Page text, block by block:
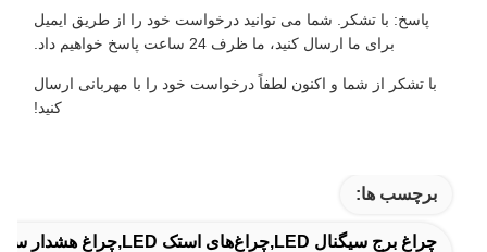
پاسخ: با تشکر. شما می توانید درخواست خود را از طریق ایمیل
برای ما ارسال کنید، ما ظرف 24 ساعت پاسخ خواهیم داد.
با تشکر از شما و اکنون لطفاً درخواست خود را با مهربانی ارسال
کنید!
برچسب ها:
چراغ برج سیگنال LED,چراغ‌های استک LED,چراغ هشدار سیگنال LED